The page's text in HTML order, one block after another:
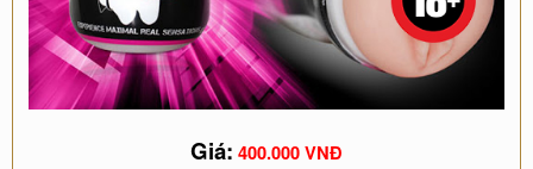
Giá: 400.000 VNĐ